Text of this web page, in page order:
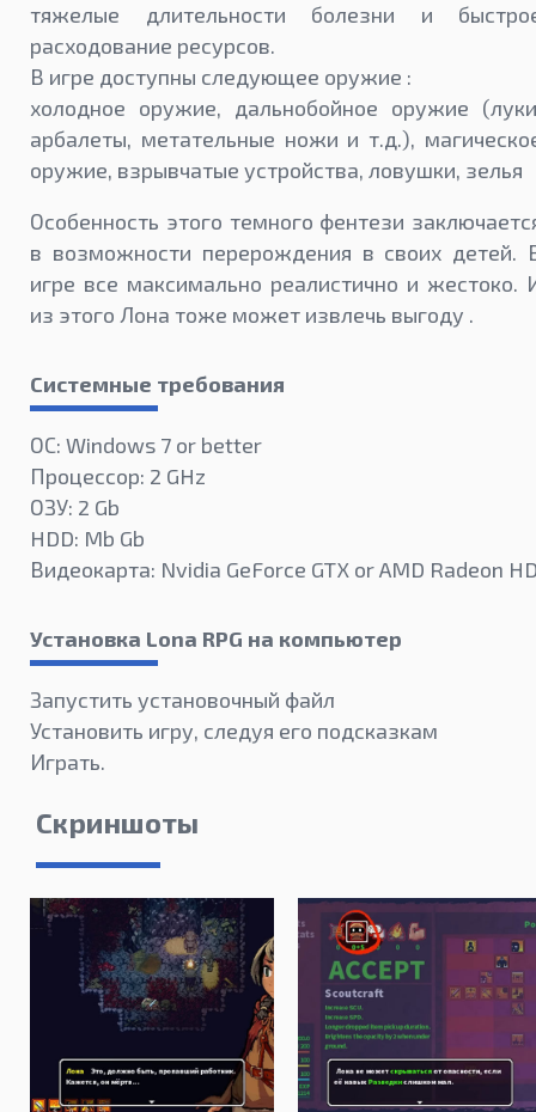
тяжелые длительности болезни и
расходование ресурсов.
В игре доступны следующее оружие :
холодное оружие, дальнобойное оружие
арбалеты, метательные ножи и т.д.),
оружие, взрывчатые устройства, ловушки, зелья
Особенность этого темного фентези
в возможности перерождения в своих детей.
игре все максимально реалистично и жестоко.
из этого Лона тоже может извлечь выгоду .
Системные требования
ОС: Windows 7 or better
Процессор: 2 GHz
ОЗУ: 2 Gb
HDD: Mb Gb
Видеокарта: Nvidia GeForce GTX or AMD Radeon
Установка Lona RPG на компьютер
Запустить установочный файл
Установить игру, следуя его подсказкам
Играть.
Скриншоты